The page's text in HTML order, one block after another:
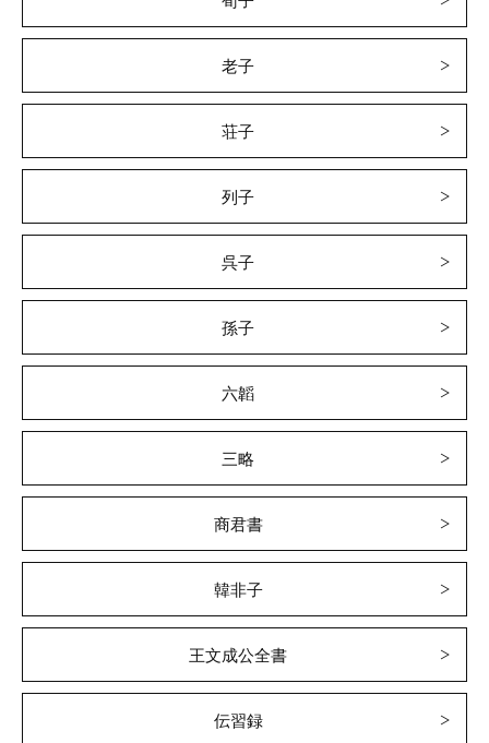
老子
荘子
列子
呉子
孫子
六韜
三略
商君書
韓非子
王文成公全書
伝習録